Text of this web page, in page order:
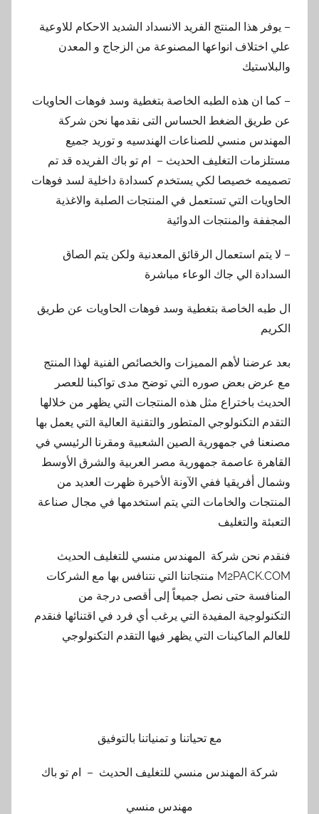
– يوفر هذا المنتج الفريد الانسداد الشديد الاحكام للاوعية
علي اختلاف انواعها المصنوعة من الزجاج و المعدن
والبلاستيك
– كما ان هذه الطبه الخاصة بتغطية وسد فوهات الحاويات
عن طريق الضغط الحساس التى نقدمها نحن شركة
المهندس منسي للصناعات الهندسيه و توريد جميع
مستلزمات التغليف الحديث – ام تو باك الفريده قد تم
تصميمه خصيصا لكي يستخدم كسدادة داخلية لسد فوهات
الحاويات التي تستعمل في المنتجات الصلبة والاغذية
المجففة والمنتجات الدوائية
– لا يتم استعمال الرقائق المعدنية ولكن يتم الصاق
السدادة الي جاك الوعاء مباشرة
ال طبه الخاصة بتغطية وسد فوهات الحاويات عن طريق
الكريم
بعد عرضنا لأهم المميزات والخصائص الفنية لهذا المنتج
مع عرض بعض صوره التي توضح مدى تواكبنا للعصر
الحديث باختراع مثل هذه المنتجات التي يظهر من خلالها
التقدم التكنولوجي المتطور والتقنية العالية التي يعمل بها
مصنعنا في جمهورية الصين الشعبية ومقرنا الرئيسي في
القاهرة عاصمة جمهورية مصر العربية والشرق الأوسط
وشمال أفريقيا ففي الآونة الأخيرة ظهرت العديد من
المنتجات والخامات التي يتم استخدمها في مجال صناعة
التعبئة والتغليف
فنقدم نحن شركة المهندس منسي للتغليف الحديث
M2PACK.COM منتجاتنا التي نتنافس بها مع الشركات
المنافسة حتى نصل جميعاً إلى أقصى درجة من
التكنولوجية المفيدة التي يرغب أي فرد في اقتنائها فنقدم
للعالم الماكينات التي يظهر فيها التقدم التكنولوجي
مع تحياتنا و تمنياتنا بالتوفيق
شركة المهندس منسي للتغليف الحديث – ام تو باك
مهندس منسي